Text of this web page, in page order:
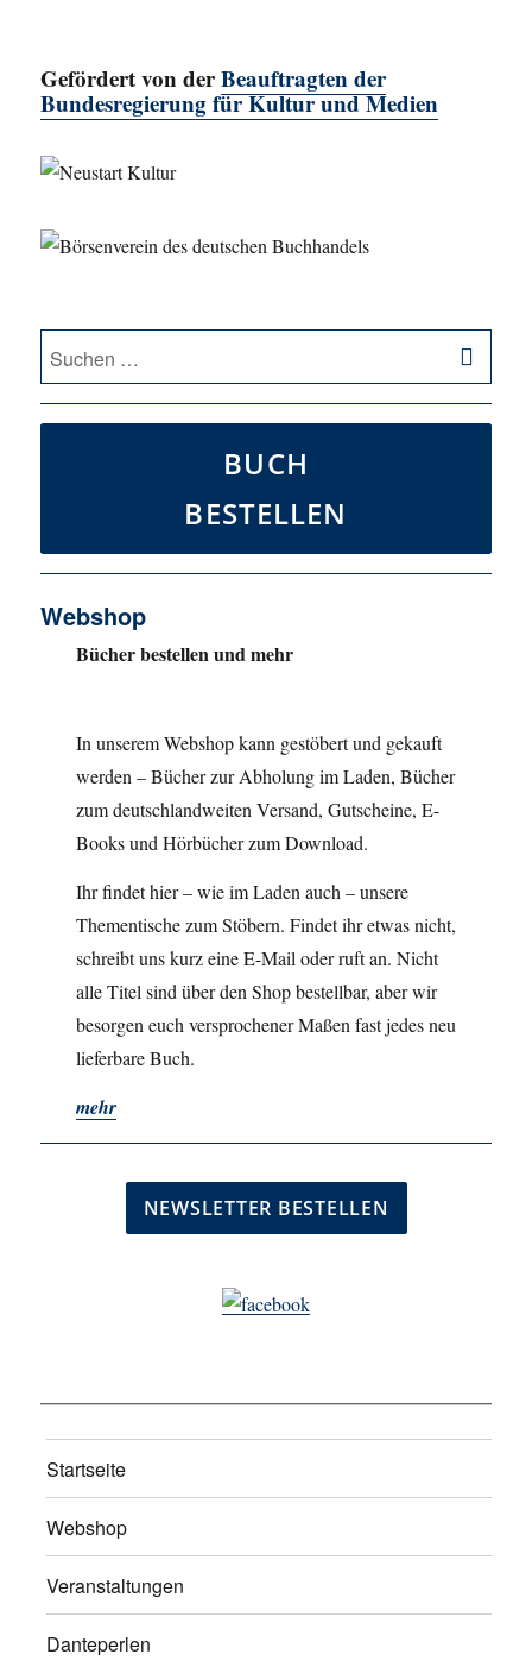
Gefördert von derBeauftragten der
Bundesregierung für Kultur und Medien
Suche
nach:
BUCH
BESTELLEN
Webshop
Bücher bestellen und mehr
In unserem Webshop kann gestöbert und gekauft
werden – Bücher zur Abholung im Laden, Bücher
zum deutschlandweiten Versand, Gutscheine, E-
Books und Hörbücher zum Download.
Ihr findet hier – wie im Laden auch – unsere
Thementische zum Stöbern. Findet ihr etwas nicht,
schreibt uns kurz eine E-Mail oder ruft an. Nicht
alle Titel sind über den Shop bestellbar, aber wir
besorgen euch versprochener Maßen fast jedes neu
lieferbare Buch.
mehr
Startseite
Webshop
Veranstaltungen
Danteperlen